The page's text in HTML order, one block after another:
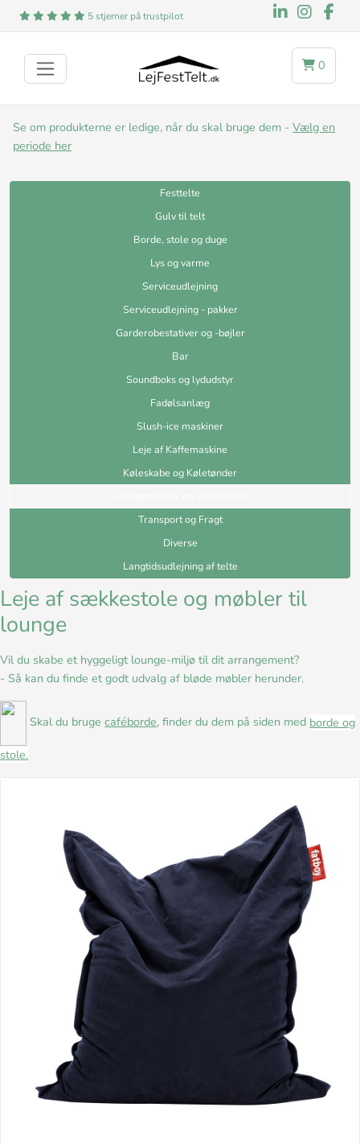
5 stjerner på trustpilot
0
Se om produkterne er ledige, når du skal bruge dem - Vælg en
periode her
Festtelte
Gulv til telt
Borde, stole og duge
Lys og varme
Serviceudlejning
Serviceudlejning - pakker
Garderobestativer og -bøjler
Bar
Soundboks og lydudstyr
Fadølsanlæg
Slush-ice maskiner
Leje af Kaffemaskine
Køleskabe og Køletønder
Transport og Fragt
Diverse
Langtidsudlejning af telte
Leje af sækkestole og møbler til
lounge
Vil du skabe et hyggeligt lounge-miljø til dit arrangement?
- Så kan du finde et godt udvalg af bløde møbler herunder.
Skal du brugecaféborde, finder du dem på siden med borde og
stole.